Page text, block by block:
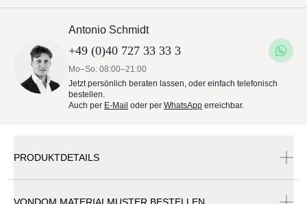
Antonio Schmidt
+49 (0)40 727 33 33 3
Mo–So: 08:00–21:00
Jetzt persönlich beraten lassen, oder einfach telefonisch
bestellen.
Auch per E-Mail oder per WhatsApp erreichbar.
PRODUKTDETAILS
VONDOM MATERIALMUSTER BESTELLEN